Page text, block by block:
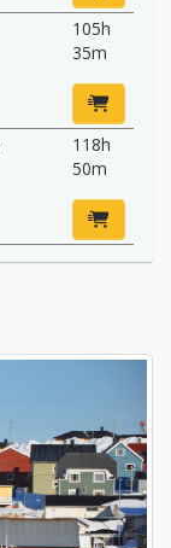
105h
35m
118h
50m